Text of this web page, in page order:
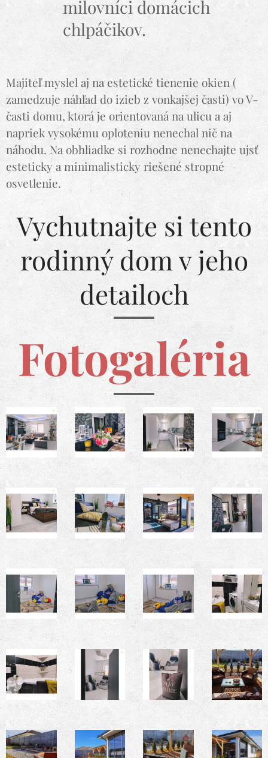
milovníci domácich
chlpáčikov.
Majiteľ myslel aj na estetické tienenie okien (
zamedzuje náhľad do izieb z vonkajšej časti) vo V-
časti domu, ktorá je orientovaná na ulicu a aj
napriek vysokému oploteniu nenechal nič na
náhodu. Na obhliadke si rozhodne nenechajte ujsť
esteticky a minimalisticky riešené stropné
osvetlenie.
Vychutnajte si tento
rodinný dom v jeho
detailoch
Fotogaléria